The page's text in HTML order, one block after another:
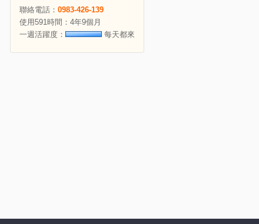
聯絡電話： 0983-426-139
使用591時間：4年9個月
一週活躍度：
每天都來